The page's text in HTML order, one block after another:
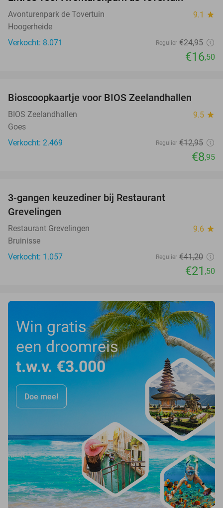
Avonturenpark de Tovertuin 9.1 star
Hoogerheide
Verkocht: 8.071
Regulier €24,95
€16,50
Bioscoopkaartje voor BIOS Zeelandhallen
BIOS Zeelandhallen 9.5 star
Goes
Verkocht: 2.469
Regulier €12,95
€8,95
3-gangen keuzediner bij Restaurant
Grevelingen
Restaurant Grevelingen 9.6 star
Bruinisse
Verkocht: 1.057
Regulier €41,20
€21 ,50
Win gratis
een droomreis
t.w.v. €3.000
Doe mee!